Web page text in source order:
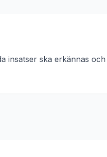
insatser ska erkännas